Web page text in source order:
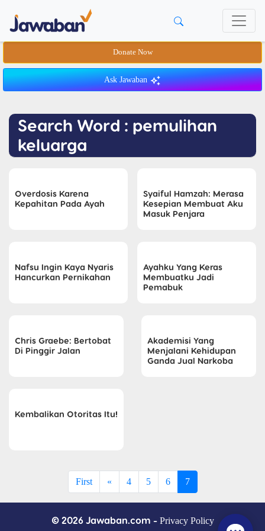
Donate Now
Ask Jawaban
Search Word : pemulihan
keluarga
Overdosis Karena
Kepahitan Pada Ayah
Syaiful Hamzah: Merasa
Kesepian Membuat Aku
Masuk Penjara
Nafsu Ingin Kaya Nyaris
Hancurkan Pernikahan
Ayahku Yang Keras
Membuatku Jadi
Pemabuk
Chris Graebe: Bertobat
Di Pinggir Jalan
Akademisi Yang
Menjalani Kehidupan
Ganda Jual Narkoba
Kembalikan Otoritas Itu!
First « 4 5 6 7
© 2026 Jawaban.com - Privacy Policy